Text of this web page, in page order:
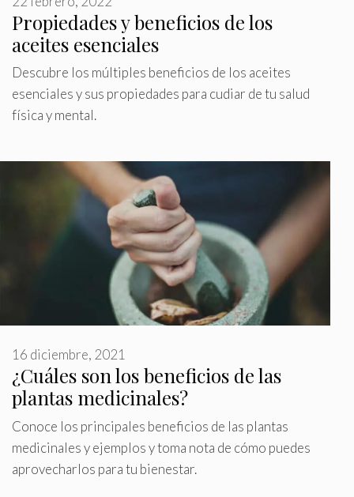
Propiedades y beneficios de los
aceites esenciales
Descubre los múltiples beneficios de los aceites
esenciales y sus propiedades para cudiar de tu salud
física y mental.
¿Cuáles son los beneficios de las
plantas medicinales?
16 diciembre, 2021
Conoce los principales beneficios de las plantas
medicinales y ejemplos y toma nota de cómo puedes
aprovecharlos para tu bienestar.